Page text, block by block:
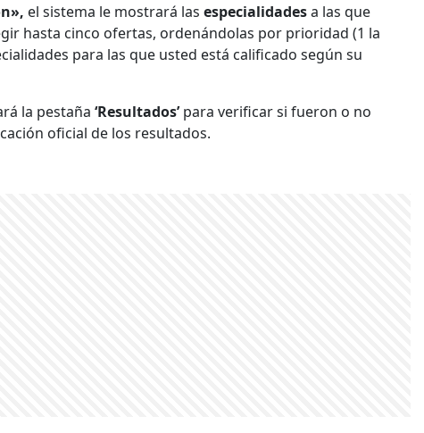
el sistema le mostrará las especialidadesa las que
hasta cinco ofertas, ordenándolas por prioridad (1 la
para las que usted está calificado según su
la pestaña ‘Resultados’para verificar si fueron o no
oficial de los resultados.